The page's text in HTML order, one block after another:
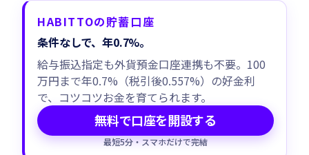
HABITTOの貯蓄口座
条件なしで、年0.7%。
給与振込指定も外貨預金口座連携も不要。100
万円まで年0.7%（税引後0.557%）の好金利
で、コツコツお金を育てられます。
無料で口座を開設する
最短5分・スマホだけで完結